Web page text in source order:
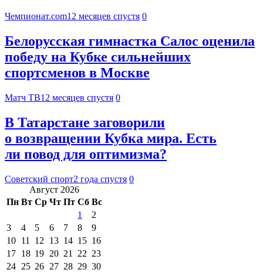
Чемпионат.com12 месяцев спустя 0
Белорусская гимнастка Салос оценила
победу на Кубке сильнейших
спортсменов в Москве
Матч ТВ12 месяцев спустя 0
В Татарстане заговорили
о возвращении Кубка мира. Есть
ли повод для оптимизма?
Советский спорт2 года спустя 0
Август 2026
Пн Вт Ср Чт Пт Сб Вс
1
2
3
4 5 6 7 8
9
10 11 12 13 14 15 16
17 18 19 20 21 22 23
24 25 26 27 28 29 30